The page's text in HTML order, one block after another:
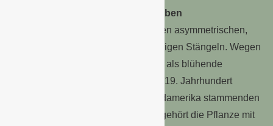
Artenreiche Gattung in vielen Farben
Zu erkennen ist die Begonie an ihren asymmetrischen,
„schiefen“ Blättern und ihren fleischigen Stängeln. Wegen
ihrer Robustheit ist sie schon lange als blühende
Zimmerpflanzen beliebt: Bereits im 19. Jahrhundert
begannen die ursprünglich aus Südamerika stammenden
Begonien ihren Siegeszug. Dabei gehört die Pflanze mit